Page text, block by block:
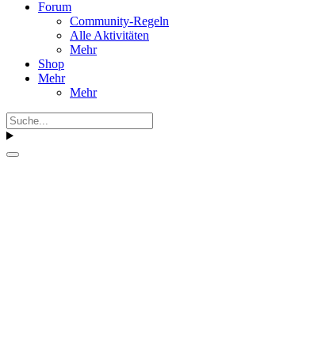
Forum
Community-Regeln
Alle Aktivitäten
Mehr
Shop
Mehr
Mehr